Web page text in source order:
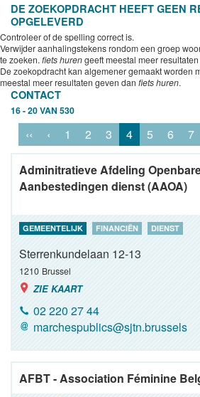
DE ZOEKOPDRACHT HEEFT GEEN
OPGELEVERD
Controleer of de spelling correct is.
Verwijder aanhalingstekens rondom een groep
te zoeken. fiets hurengeeft meestal meer
De zoekopdracht kan algemener gemaakt worden
meestal meer resultaten geven dan fiets huren.
CONTACT
16 - 20 VAN 530
‹‹ ‹ 1 2 3 4 5 6 7
Adminitratieve Afdeling
Aanbestedingen dienst (AAOA)
GEMEENTELIJK FINANCIËN DIENST
Sterrenkundelaan 12-13
1210 Brussel
ZIE KAART
02 220 27 44
marchespublics@sjtn.brussels
AFBT - Association Féminine